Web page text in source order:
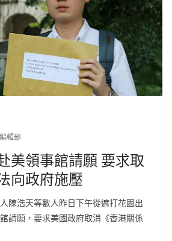
輯部
美領事館請願 要求取
向政府施壓
陳浩天等數人昨日下午從遮打花園出
請願，要求美國政府取消《香港關係